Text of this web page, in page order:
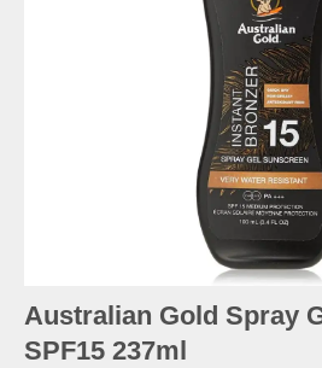
Australian Gold Spray
SPF15 237ml